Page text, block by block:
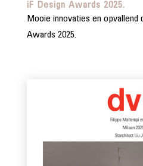
iF Design Awards 2025.
Mooie innovaties en opvallend
Awards 2025.